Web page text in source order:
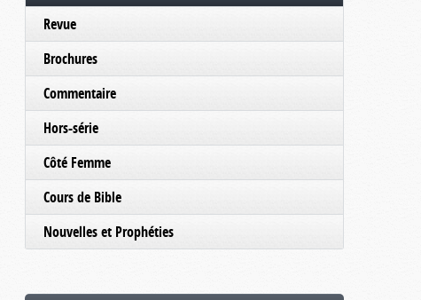
Revue
Brochures
Commentaire
Hors-série
Côté Femme
Cours de Bible
Nouvelles et Prophéties